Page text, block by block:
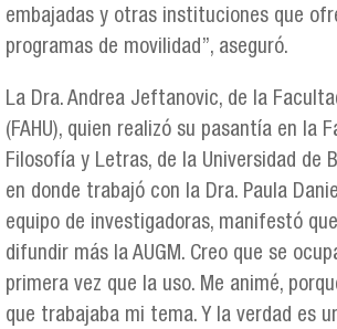
embajadas y otras instituciones que
programas de movilidad”, aseguró.
La Dra. Andrea Jeftanovic, de la
(FAHU), quien realizó su pasantía en la
Filosofía y Letras, de la Universidad de
en donde trabajó con la Dra. Paula
equipo de investigadoras, manifestó
difundir más la AUGM. Creo que se
primera vez que la uso. Me animé,
que trabajaba mi tema. Y la verdad es